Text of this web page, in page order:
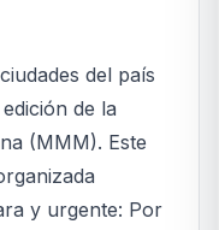
del país
de la
(MMM). Este
y urgente: Por